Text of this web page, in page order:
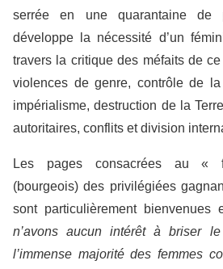
serrée en une quarantaine de
développe la nécessité d’un
travers la critique des méfaits de
violences de genre, contrôle de
impérialisme, destruction de la
autoritaires, conflits et division
Les pages consacrées au «
(bourgeois) des privilégiées
sont particulièrement bienvenues
n’avons aucun intérêt à briser
l’immense majorité des femmes